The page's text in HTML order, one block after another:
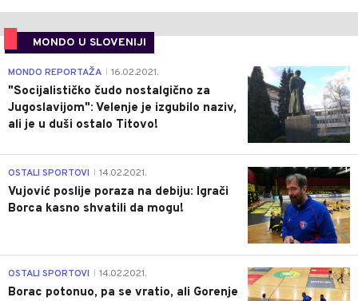
MONDO U SLOVENIJI
4
MONDO REPORTAŽA 16.02.2021.
"Socijalističko čudo nostalgično za
Jugoslavijom": Velenje je izgubilo naziv,
ali je u duši ostalo Titovo!
1
OSTALI SPORTOVI 14.02.2021.
Vujović poslije poraza na debiju: Igrači
Borca kasno shvatili da mogu!
3
OSTALI SPORTOVI 14.02.2021.
Borac potonuo, pa se vratio, ali Gorenje